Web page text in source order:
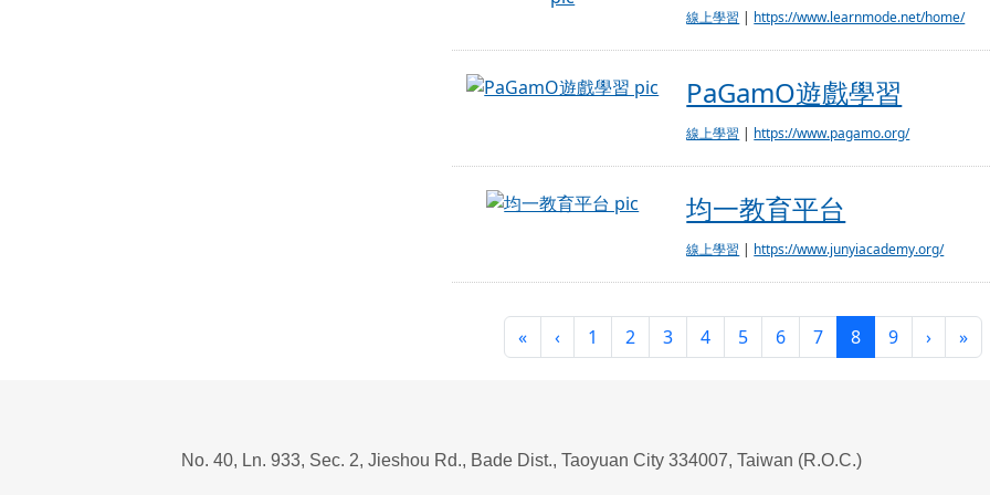
線上學習 | https://www.learnmode.net/home/
PaGamO遊戲學習
PaGamO遊戲學習
線上學習 | https://www.pagamo.org/
均一教育平台
均一教育平台
線上學習 | https://www.junyiacademy.org/
«第一頁
‹上一頁
1 2 3 4 5 6 7 8(目前頁次)
9 ›下一頁
»最
No. 40, Ln. 933, Sec. 2, Jieshou Rd., Bade Dist., Taoyuan City 334007, Taiwan (R.O.C.)